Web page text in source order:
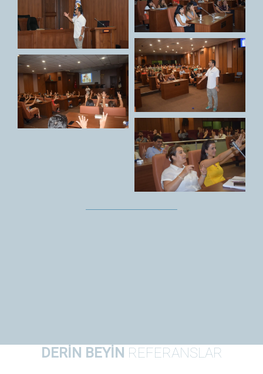
DERİN BEYİN REFERANSLAR